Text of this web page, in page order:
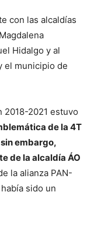
con las alcaldías
Hidalgo y al
el municipio de
2018-2021 estuvo
de la 4T
embargo,
de la alcaldía ÁO
la alianza PAN-
sido un